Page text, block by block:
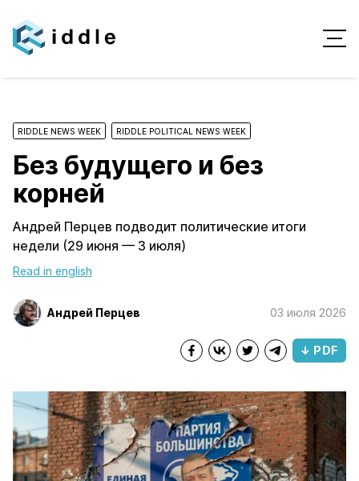
RIDDLE NEWS WEEK RIDDLE POLITICAL NEWS WEEK
Без будущего и без
корней
Андрей Перцев подводит политические итоги
недели (29 июня — 3 июля)
Read in english
Андрей Перцев 03 июля 2026
↓ PDF